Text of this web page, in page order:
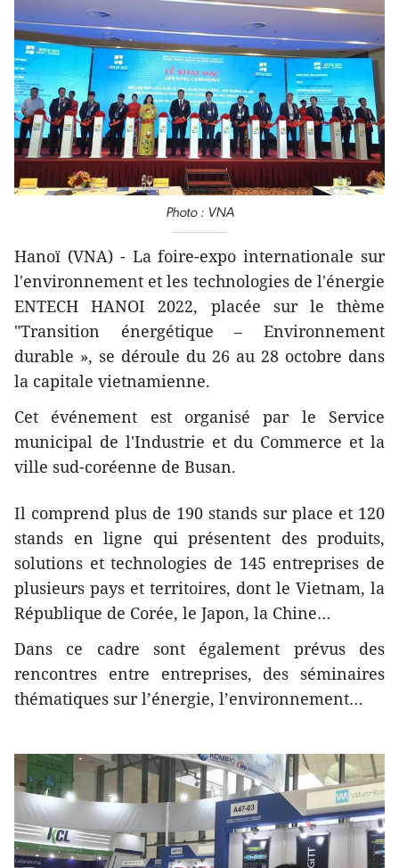
Photo : VNA
Hanoï (VNA) - La foire-expo internationale sur
l'environnement et les technologies de l'énergie
ENTECH HANOI 2022, placée sur le thème
"Transition énergétique – Environnement
durable », se déroule du 26 au 28 octobre dans
la capitale vietnamienne.
Cet événement est organisé par le Service
municipal de l'Industrie et du Commerce et la
ville sud-coréenne de Busan.
Il comprend plus de 190 stands sur place et 120
stands en ligne qui présentent des produits,
solutions et technologies de 145 entreprises de
plusieurs pays et territoires, dont le Vietnam, la
République de Corée, le Japon, la Chine…
Dans ce cadre sont également prévus des
rencontres entre entreprises, des séminaires
thématiques sur l’énergie, l’environnement…